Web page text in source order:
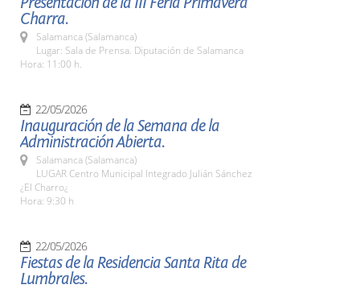
Charra.
Salamanca (Salamanca)
Lugar: Sala de Prensa. Diputación de Salamanca
Hora: 11:00 h.
22/05/2026
Inauguración de la Semana de la
Administración Abierta.
Salamanca (Salamanca)
LUGAR Centro Municipal Integrado Julián Sánchez
¿El Charro¿
Hora: 9:30 h
22/05/2026
Fiestas de la Residencia Santa Rita de
Lumbrales.